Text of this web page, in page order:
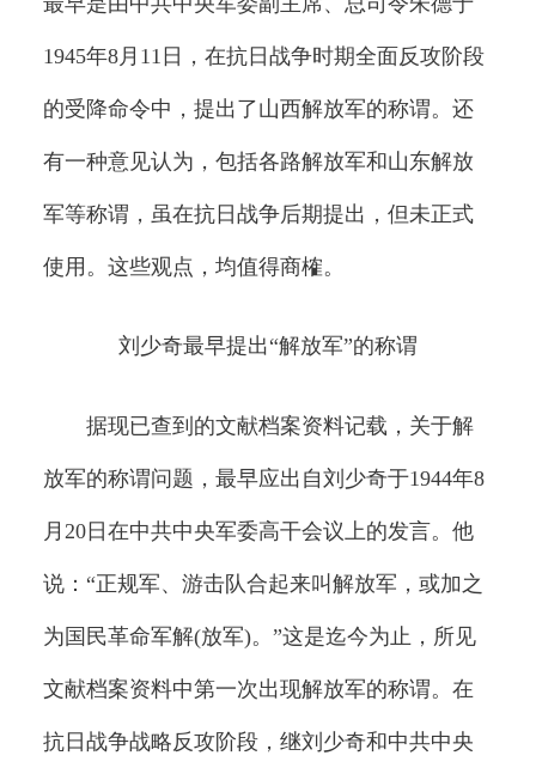
1945年8月11日，在抗日战争时期全面反攻阶段
的受降命令中，提出了山西解放军的称谓。还
有一种意见认为，包括各路解放军和山东解放
军等称谓，虽在抗日战争后期提出，但未正式
使用。这些观点，均值得商榷。
刘少奇最早提出“解放军”的称谓
据现已查到的文献档案资料记载，关于解
放军的称谓问题，最早应出自刘少奇于1944年8
月20日在中共中央军委高干会议上的发言。他
说：“正规军、游击队合起来叫解放军，或加之
为国民革命军解(放军)。”这是迄今为止，所见
文献档案资料中第一次出现解放军的称谓。在
抗日战争战略反攻阶段，继刘少奇和中共中央